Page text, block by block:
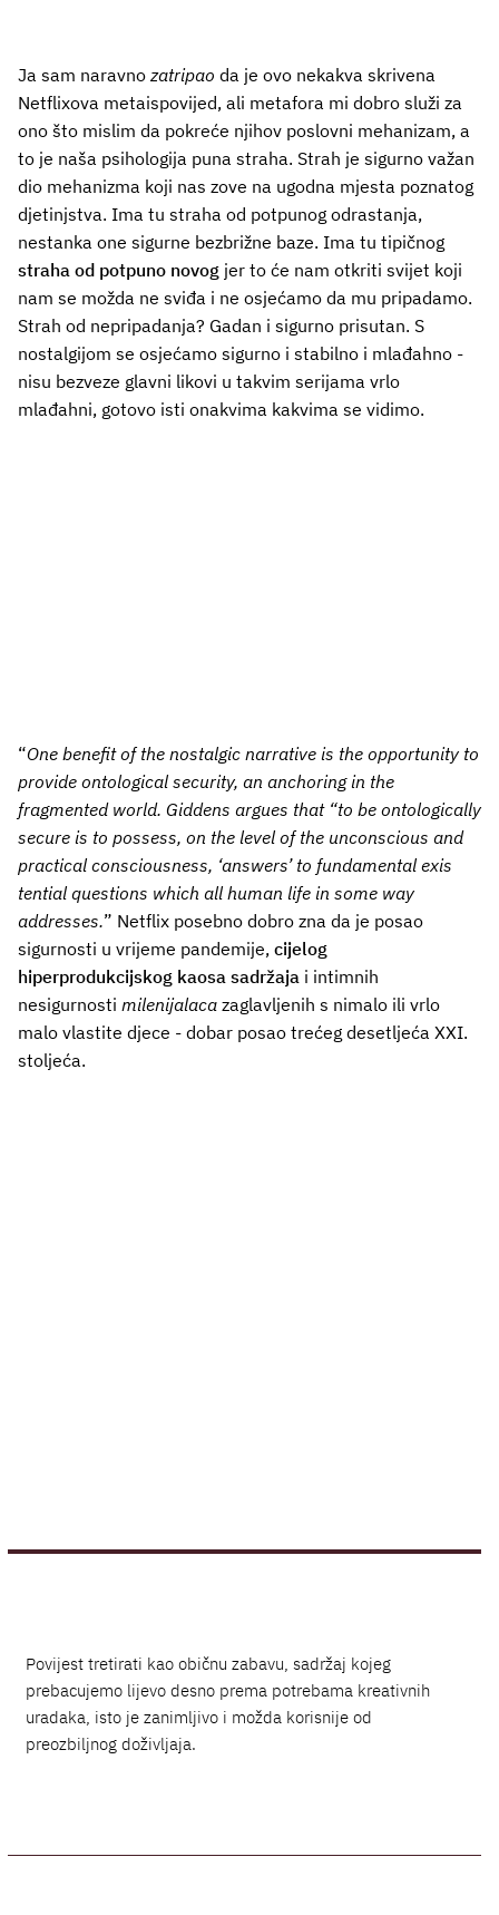
Ja sam naravno zatripao da je ovo nekakva skrivena
Netflixova metaispovijed, ali metafora mi dobro služi za
ono što mislim da pokreće njihov poslovni mehanizam, a
to je naša psihologija puna straha. Strah je sigurno važan
dio mehanizma koji nas zove na ugodna mjesta poznatog
djetinjstva. Ima tu straha od potpunog odrastanja,
nestanka one sigurne bezbrižne baze. Ima tu tipičnog
straha od potpuno novog jer to će nam otkriti svijet koji
nam se možda ne sviđa i ne osjećamo da mu pripadamo.
Strah od nepripadanja? Gadan i sigurno prisutan. S
nostalgijom se osjećamo sigurno i stabilno i mlađahno -
nisu bezveze glavni likovi u takvim serijama vrlo
mlađahni, gotovo isti onakvima kakvima se vidimo.
“One benefit of the nostalgic narrative is the opportunity to
provide ontological security, an anchoring in the
fragmented world. Giddens argues that “to be ontologically
secure is to possess, on the level of the unconscious and
practical consciousness, ‘answers’ to fundamental exis
tential questions which all human life in some way
addresses.” Netflix posebno dobro zna da je posao
sigurnosti u vrijeme pandemije, cijelog
hiperprodukcijskog kaosa sadržaja i intimnih
nesigurnosti milenijalaca zaglavljenih s nimalo ili vrlo
malo vlastite djece - dobar posao trećeg desetljeća XXI.
stoljeća.
Povijest tretirati kao običnu zabavu, sadržaj kojeg
prebacujemo lijevo desno prema potrebama kreativnih
uradaka, isto je zanimljivo i možda korisnije od
preozbiljnog doživljaja.